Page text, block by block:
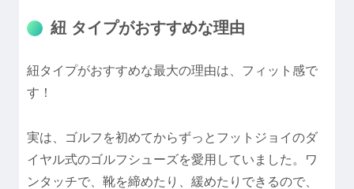
紐 タイプがおすすめな理由
紐タイプがおすすめな最大の理由は、フィット感で
す！
実は、ゴルフを初めてからずっとフットジョイのダ
イヤル式のゴルフシューズを愛用していました。ワ
ンタッチで、靴を締めたり、緩めたりできるので、